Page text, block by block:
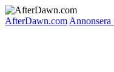
AfterDawn.com Annonsera